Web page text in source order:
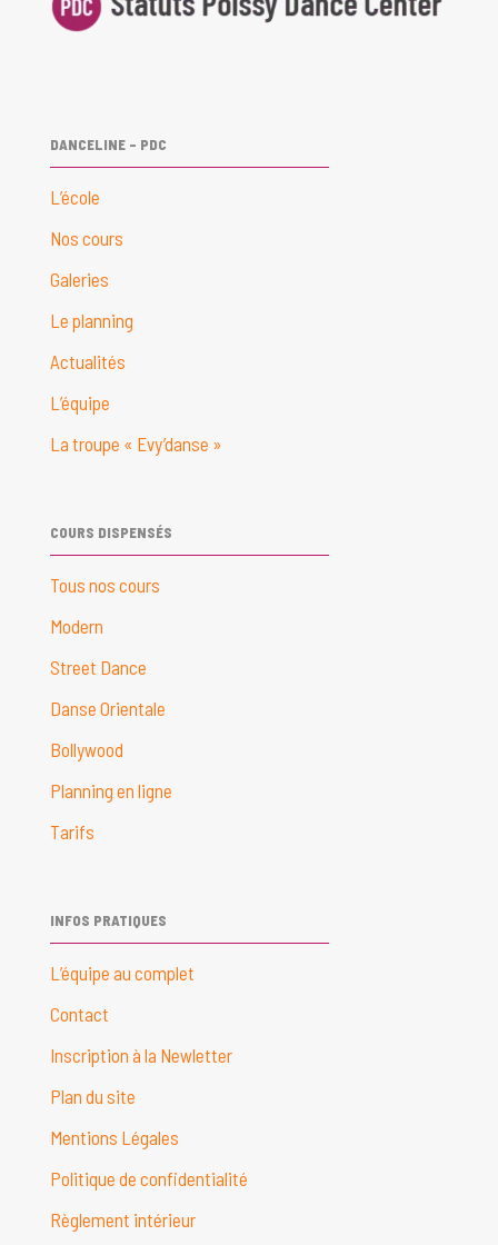
DANCELINE – PDC
L’école
Nos cours
Galeries
Le planning
Actualités
L’équipe
La troupe « Evy’danse »
COURS DISPENSÉS
Tous nos cours
Modern
Street Dance
Danse Orientale
Bollywood
Planning en ligne
Tarifs
INFOS PRATIQUES
L’équipe au complet
Contact
Inscription à la Newletter
Plan du site
Mentions Légales
Politique de confidentialité
Règlement intérieur